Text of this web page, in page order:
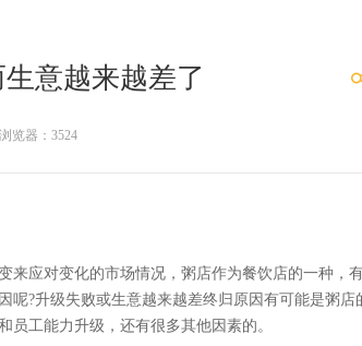
意越来越差了
浏览器：3524
应对变化的市场情况，粥店作为餐饮店的一种，
呢?升级失败或生意越来越差终归原因有可能是粥店
工能力升级，还有很多其他因素的。